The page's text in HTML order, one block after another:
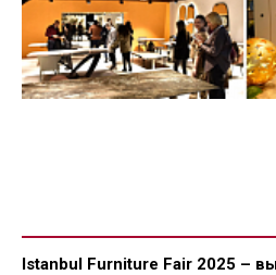
Istanbul Furniture Fair 2025 –